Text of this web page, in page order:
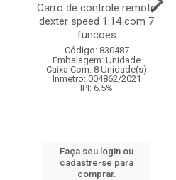
Carro de controle remoto
dexter speed 1:14 com 7
funcoes
Código: 830487
Embalagem: Unidade
Caixa Com: 8 Unidade(s)
Inmetro: 004862/2021
IPI: 6.5%
Faça seu login ou
cadastre-se para
comprar.